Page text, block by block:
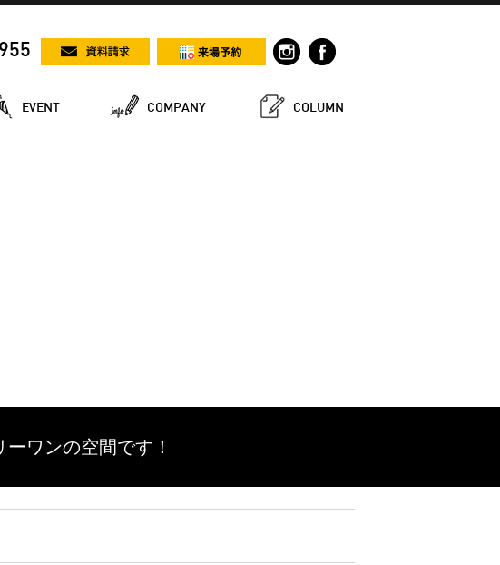
EVENT COMPANY COLUMN
ーワンの空間です！